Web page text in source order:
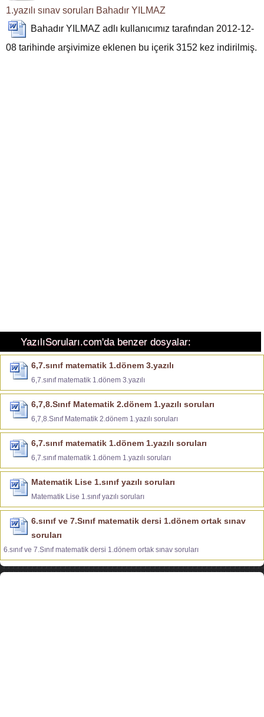
1.yazılı sınav soruları Bahadır YILMAZ
Bahadır YILMAZ adlı kullanıcımız tarafından 2012-12-
08 tarihinde arşivimize eklenen bu içerik 3152 kez indirilmiş.
YazılıSoruları.com'da benzer dosyalar:
6,7.sınıf matematik 1.dönem 3.yazılı
6,7.sınıf matematik 1.dönem 3.yazılı
6,7,8.Sınıf Matematik 2.dönem 1.yazılı soruları
6,7,8.Sınıf Matematik 2.dönem 1.yazılı soruları
6,7.sınıf matematik 1.dönem 1.yazılı soruları
6,7.sınıf matematik 1.dönem 1.yazılı soruları
Matematik Lise 1.sınıf yazılı soruları
Matematik Lise 1.sınıf yazılı soruları
6.sınıf ve 7.Sınıf matematik dersi 1.dönem ortak sınav
soruları
6.sınıf ve 7.Sınıf matematik dersi 1.dönem ortak sınav soruları